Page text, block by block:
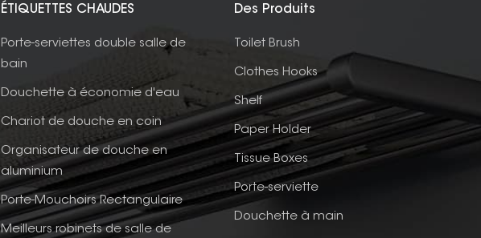
ÉTIQUETTES CHAUDES
Porte-serviettes double salle de
bain
Douchette à économie d'eau
Chariot de douche en coin
Organisateur de douche en
aluminium
Porte-Mouchoirs Rectangulaire
Meilleurs robinets de salle de
Des Produits
Toilet Brush
Clothes Hooks
Shelf
Paper Holder
Tissue Boxes
Porte-serviette
Douchette à main